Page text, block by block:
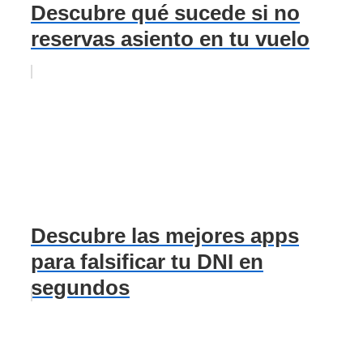
Descubre qué sucede si no
reservas asiento en tu vuelo
Descubre las mejores apps
para falsificar tu DNI en
segundos